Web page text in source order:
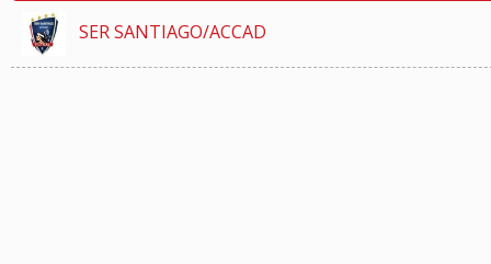
SER SANTIAGO/ACCAD